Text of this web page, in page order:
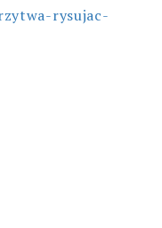
rysujac-